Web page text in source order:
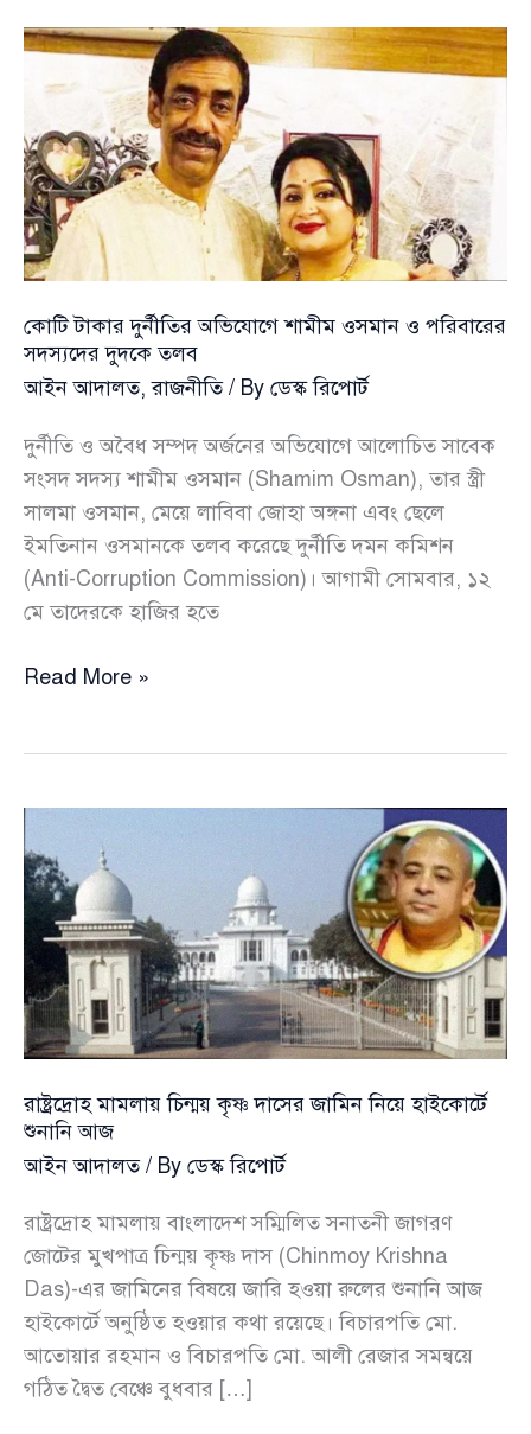
মেলেনি
সাবেক
এমপি
আসাদুজ্জামানের,
জেলগেটে
দূর
থেকে
দেখলেন
মতো
কোটি টাকার দুর্নীতির অভিযোগে শামীম ওসমান ও পরিবারের
সদস্যদের দুদকে তলব
আইন আদালত,রাজনীতি/ By ডেস্ক রিপোর্ট
দুর্নীতি ও অবৈধ সম্পদ অর্জনের অভিযোগে আলোচিত সাবেক
সংসদ সদস্য শামীম ওসমান (Shamim Osman), তার স্ত্রী
সালমা ওসমান, মেয়ে লাবিবা জোহা অঙ্গনা এবং ছেলে
ইমতিনান ওসমানকে তলব করেছে দুর্নীতি দমন কমিশন
(Anti-Corruption Commission)। আগামী সোমবার, ১২
মে তাদেরকে হাজির হতে
কোটি
শামীম
ওসমান
ও
পরিবারের
সদস্যদের
দুদকে
তলব
Read More »
রাষ্ট্রদ্রোহ মামলায় চিন্ময় কৃষ্ণ দাসের জামিন নিয়ে হাইকোর্টে
শুনানি আজ
আইন আদালত/ By ডেস্ক রিপোর্ট
রাষ্ট্রদ্রোহ মামলায় বাংলাদেশ সম্মিলিত সনাতনী জাগরণ
জোটের মুখপাত্র চিন্ময় কৃষ্ণ দাস (Chinmoy Krishna
Das)-এর জামিনের বিষয়ে জারি হওয়া রুলের শুনানি আজ
হাইকোর্টে অনুষ্ঠিত হওয়ার কথা রয়েছে। বিচারপতি মো.
আতোয়ার রহমান ও বিচারপতি মো. আলী রেজার সমন্বয়ে
গঠিত দ্বৈত বেঞ্চে বুধবার […]